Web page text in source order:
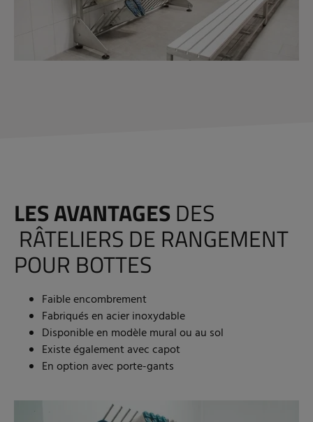
LES AVANTAGES DES
RÂTELIERS DE RANGEMENT
POUR BOTTES
Faible encombrement
Fabriqués en acier inoxydable
Disponible en modèle mural ou au sol
Existe également avec capot
En option avec porte-gants